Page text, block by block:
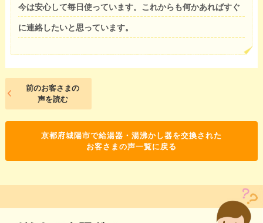
今は安心して毎日使っています。これからも何かあればすぐ
に連絡したいと思っています。
前のお客さまの
声を読む
京都府城陽市で給湯器・湯沸かし器を交換された
お客さまの声一覧に戻る